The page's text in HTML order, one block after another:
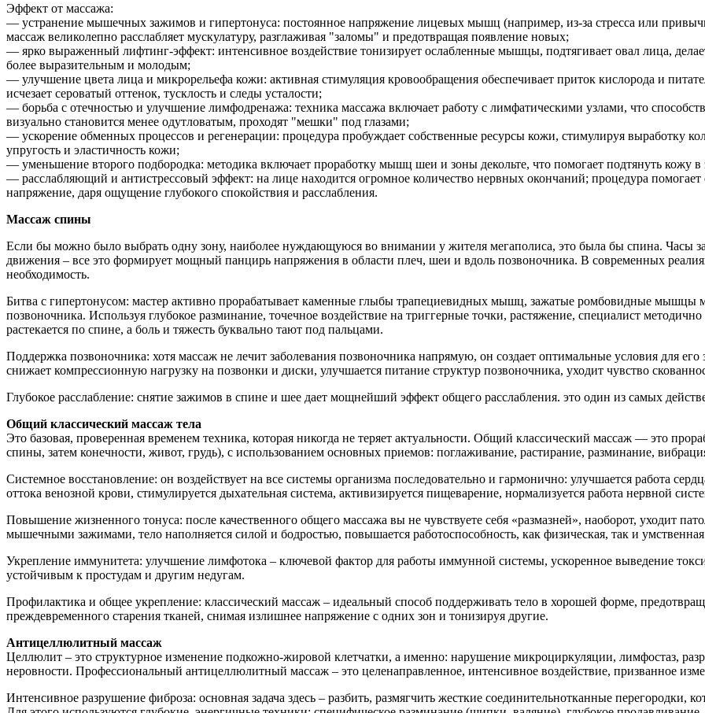
Эффект от массажа:
— устранение мышечных зажимов и гипертонуса: постоянное напряжение лицевых мышц (например, из-за стресса или
массаж великолепно расслабляет мускулатуру, разглаживая "заломы" и предотвращая появление новых;
— ярко выраженный лифтинг-эффект: интенсивное воздействие тонизирует ослабленные мышцы, подтягивает овал лица,
более выразительным и молодым;
— улучшение цвета лица и микрорельефа кожи: активная стимуляция кровообращения обеспечивает приток кислорода и
исчезает сероватый оттенок, тусклость и следы усталости;
— борьба с отечностью и улучшение лимфодренажа: техника массажа включает работу с лимфатическими узлами, что
визуально становится менее одутловатым, проходят "мешки" под глазами;
— ускорение обменных процессов и регенерации: процедура пробуждает собственные ресурсы кожи, стимулируя выработку
упругость и эластичность кожи;
— уменьшение второго подбородка: методика включает проработку мышц шеи и зоны декольте, что помогает подтянуть кожу в
— расслабляющий и антистрессовый эффект: на лице находится огромное количество нервных окончаний; процедура
напряжение, даря ощущение глубокого спокойствия и расслабления.
Массаж спины
Если бы можно было выбрать одну зону, наиболее нуждающуюся во внимании у жителя мегаполиса, это была бы спина. Часы за
движения – все это формирует мощный панцирь напряжения в области плеч, шеи и вдоль позвоночника. В современных
необходимость.
Битва с гипертонусом: мастер активно прорабатывает каменные глыбы трапециевидных мышц, зажатые ромбовидные
позвоночника. Используя глубокое разминание, точечное воздействие на триггерные точки, растяжение, специалист
растекается по спине, а боль и тяжесть буквально тают под пальцами.
Поддержка позвоночника: хотя массаж не лечит заболевания позвоночника напрямую, он создает оптимальные условия для
снижает компрессионную нагрузку на позвонки и диски, улучшается питание структур позвоночника, уходит чувство
Глубокое расслабление: снятие зажимов в спине и шее дает мощнейший эффект общего расслабления. это один из самых
Общий классический массаж тела
Это базовая, проверенная временем техника, которая никогда не теряет актуальности. Общий классический массаж — это
спины, затем конечности, живот, грудь), с использованием основных приемов: поглаживание, растирание, разминание,
Системное восстановление: он воздействует на все системы организма последовательно и гармонично: улучшается работа
оттока венозной крови, стимулируется дыхательная система, активизируется пищеварение, нормализуется работа нервной
Повышение жизненного тонуса: после качественного общего массажа вы не чувствуете себя «размазней», наоборот, уходит
мышечными зажимами, тело наполняется силой и бодростью, повышается работоспособность, как физическая, так и
Укрепление иммунитета: улучшение лимфотока – ключевой фактор для работы иммунной системы, ускоренное выведение
устойчивым к простудам и другим недугам.
Профилактика и общее укрепление: классический массаж – идеальный способ поддерживать тело в хорошей форме,
преждевременного старения тканей, снимая излишнее напряжение с одних зон и тонизируя другие.
Антицеллюлитный массаж
Целлюлит – это структурное изменение подкожно-жировой клетчатки, а именно: нарушение микроциркуляции, лимфостаз,
неровности. Профессиональный антицеллюлитный массаж – это целенаправленное, интенсивное воздействие, призванное
Интенсивное разрушение фиброза: основная задача здесь – разбить, размягчить жесткие соединительнотканные перегородки,